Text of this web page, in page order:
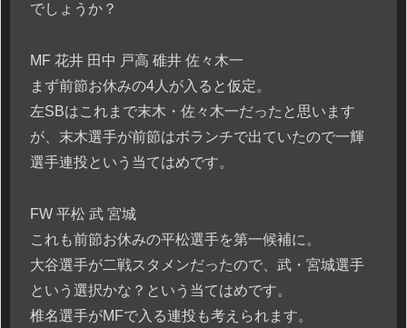
でしょうか？
MF 花井 田中 戸高 碓井 佐々木一
まず前節お休みの4人が入ると仮定。
左SBはこれまで末木・佐々木一だったと思います
が、末木選手が前節はボランチで出ていたので一輝
選手連投という当てはめです。
FW 平松 武 宮城
これも前節お休みの平松選手を第一候補に。
大谷選手が二戦スタメンだったので、武・宮城選手
という選択かな？という当てはめです。
椎名選手がMFで入る連投も考えられます。